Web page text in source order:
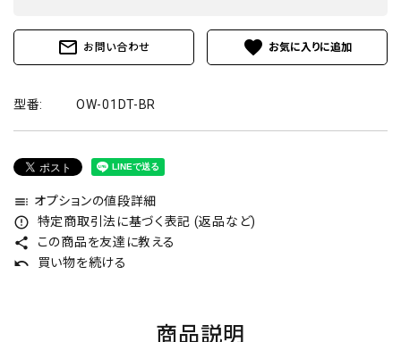
mail_outline お問い合わせ favorite
型番: OW-01DT-BR
toc オプションの値段詳細
error_outline 特定商取引法に基づく表記 (返品など)
share この商品を友達に教える
undo 買い物を続ける
商品説明